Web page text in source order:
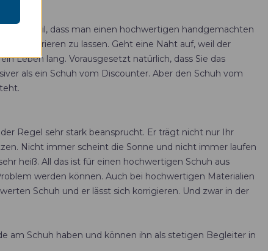
Vorteil, dass man einen hochwertigen handgemachten
reparieren zu lassen. Geht eine Naht auf, weil der
Leben lang. Vorausgesetzt natürlich, dass Sie das
als ein Schuh vom Discounter. Aber den Schuh vom
Regel sehr stark beansprucht. Er trägt nicht nur Ihr
Nicht immer scheint die Sonne und nicht immer laufen
heiß. All das ist für einen hochwertigen Schuh aus
werden können. Auch bei hochwertigen Materialien
Schuh und er lässt sich korrigieren. Und zwar in der
am Schuh haben und können ihn als stetigen Begleiter in